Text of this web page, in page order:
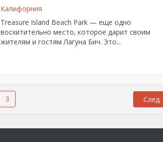
Калифорния
Treasure Island Beach Park — еще одно
восхитительно место, которое дарит своим
жителям и гостям Лагуна Бич. Это...
3 След.